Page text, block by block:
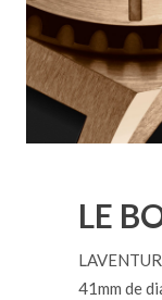
LE
41mm de